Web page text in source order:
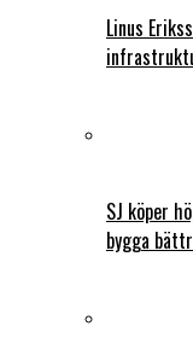
Linus
SJ köper
bygga